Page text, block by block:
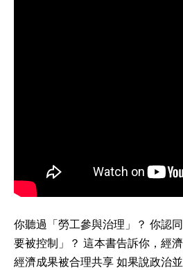
你聽過「勞工參與治理」？ 你認
要被控制」？ 這本書告訴你，經
經濟成果被合理共享 如果說政治